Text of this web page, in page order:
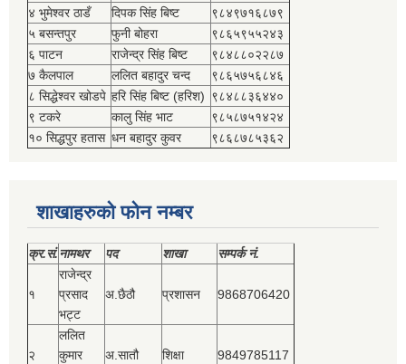
४ भुमेश्‍वर ठाडँ
दिपक सिंह बिष्‍ट
९८४९७१६८७९
५ बसन्तपुर
फुनी बोहरा
९८६५९५५२४३
६ पाटन
राजेन्द्र सिंह बिष्‍ट
९८४८८०२२८७
७ कैलपाल
ललित बहादुर चन्द
९८६५७५६८४६
८ सिद्धेश्‍वर खोडपे हरि सिंह बिष्‍ट (हरिश) ९८४८८३६४४०
९ टकरे
कालु सिंह भाट
९८५८७५१४२४
१० सिद्धपुर हतास धन बहादुर कुवर ९८६८७८५३६२
शाखाहरुको फोन नम्बर
क्र.सं.नामथर पद शाखा सम्‍पर्क नं.
१
राजेन्द्र
प्रसाद
भट्ट
अ.छैठौ प्रशासन 9868706420
२
ललित
कुमार
अ.सातौ शिक्षा 9849785117